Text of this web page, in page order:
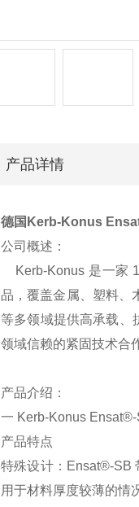
产品详情
德国Kerb-Konus
公司概述：
Kerb-Konus 是一家
品，覆盖金属、塑料、
等多领域提供高承载、
领域信赖的紧固技术合
产品介绍：
一 Kerb-Konus
产品特点
特殊设计：Ensat®-SB
用于材料厚度较薄的情